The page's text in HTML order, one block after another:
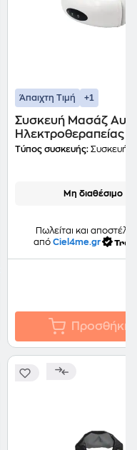
Άπαιχτη Τιμή +1
Συσκευή Μασάζ
Ηλεκτροθεραπείας
5830 Oem
Τύπος συσκευής: Συσκευή
Μη διαθέσιμο
Πωλείται και
από Ciel4me.gr
Προσθήκη